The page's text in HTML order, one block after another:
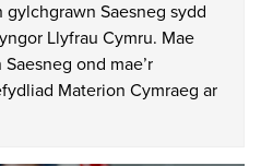
gylchgrawn Saesneg sydd
Llyfrau Cymru. Mae
ond mae’r
Materion Cymraeg ar